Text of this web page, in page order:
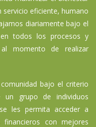
eficiente, humano
diariamente bajo el
todos los procesos y
momento de realizar
bajo el criterio
un grupo de individuos
les permita acceder a
con mejores